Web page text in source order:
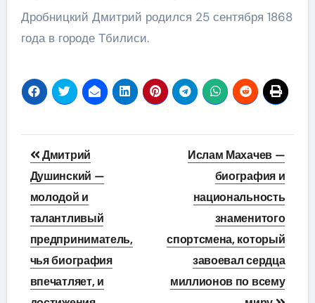
Дробницкий Дмитрий родился 25 сентября 1868
года в городе Тбилиси.
Навигация
по
записям
Дмитрий
Душинский —
молодой и
талантливый
предприниматель,
чья биография
впечатляет, и
Ислам Махачев —
биография и
национальность
знаменитого
спортсмена, который
завоевал сердца
миллионов по всему